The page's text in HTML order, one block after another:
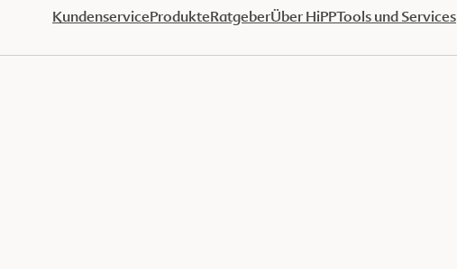
KundenserviceProdukteRatgeberÜber HiPPTools und Services